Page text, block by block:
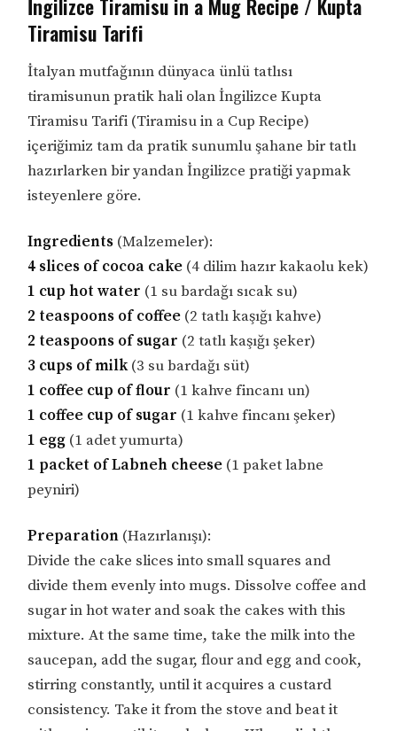
İngilizce Tiramisu in a Mug Recipe / Kupta
Tiramisu Tarifi
İtalyan mutfağının dünyaca ünlü tatlısı
tiramisunun pratik hali olan İngilizce Kupta
Tiramisu Tarifi (Tiramisu in a Cup Recipe)
içeriğimiz tam da pratik sunumlu şahane bir tatlı
hazırlarken bir yandan İngilizce pratiği yapmak
isteyenlere göre.
Ingredients (Malzemeler):
4 slices of cocoa cake (4 dilim hazır kakaolu kek)
1 cup hot water (1 su bardağı sıcak su)
2 teaspoons of coffee (2 tatlı kaşığı kahve)
2 teaspoons of sugar (2 tatlı kaşığı şeker)
3 cups of milk(3 su bardağı süt)
1 coffee cup of flour (1 kahve fincanı un)
1 coffee cup of sugar (1 kahve fincanı şeker)
1 egg (1 adet yumurta)
1 packet of Labneh cheese (1 paket labne
peyniri)
Preparation (Hazırlanışı):
Divide the cake slices into small squares and
divide them evenly into mugs. Dissolve coffee and
sugar in hot water and soak the cakes with this
mixture. At the same time, take the milk into the
saucepan, add the sugar, flour and egg and cook,
stirring constantly, until it acquires a custard
consistency. Take it from the stove and beat it